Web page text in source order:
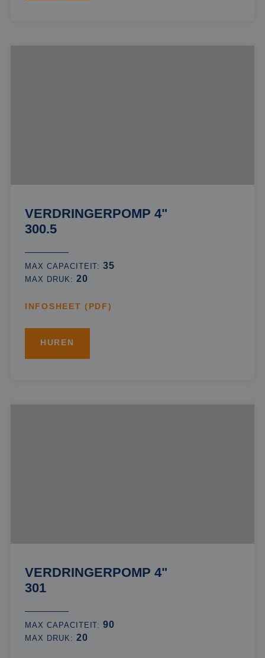
VERDRINGERPOMP 4"
300.5
MAX CAPACITEIT:35
MAX DRUK: 20
INFOSHEET (PDF)
HUREN
VERDRINGERPOMP 4"
301
MAX CAPACITEIT:90
MAX DRUK: 20